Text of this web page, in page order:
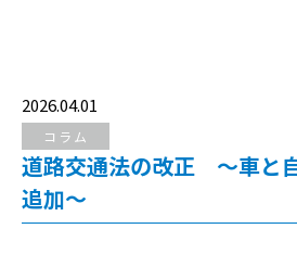
2026.04.01
コラム
道路交通法の改正 ～車と
追加～